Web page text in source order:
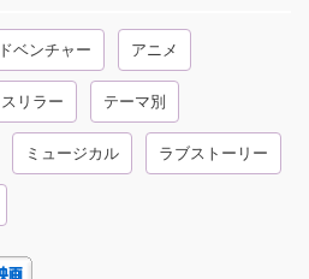
ベンチャー アニメ
リラー テーマ別
ミュージカル ラブストーリー